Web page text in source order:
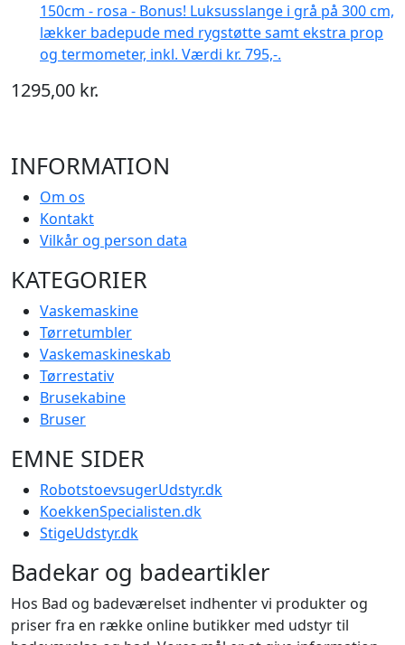
150cm - rosa - Bonus! Luksusslange i grå på 300 cm,
lækker badepude med rygstøtte samt ekstra prop
og termometer, inkl. Værdi kr. 795,-.
1295,00 kr.
INFORMATION
Om os
Kontakt
Vilkår og person data
KATEGORIER
Vaskemaskine
Tørretumbler
Vaskemaskineskab
Tørrestativ
Brusekabine
Bruser
EMNE SIDER
RobotstoevsugerUdstyr.dk
KoekkenSpecialisten.dk
StigeUdstyr.dk
Badekar og badeartikler
Hos Bad og badeværelset indhenter vi produkter og
priser fra en række online butikker med udstyr til